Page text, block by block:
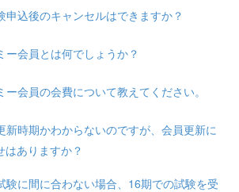
申込後のキャンセルはできますか？
ー会員とは何でしょうか？
ー会員の会費について教えてください。
新時期かわからないのですが、会員更新に
はありますか？
験に間に合わない場合、16期での試験を受